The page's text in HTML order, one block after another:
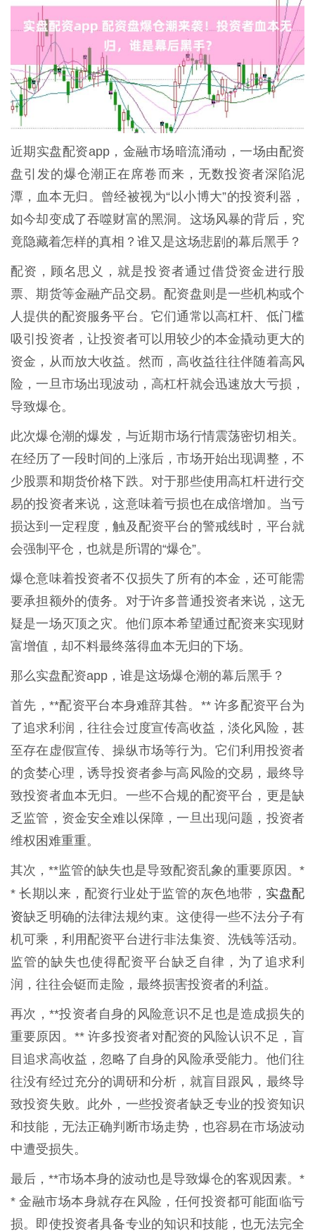
近期实盘配资app，金融市场暗流涌动，一场由配资
盘引发的爆仓潮正在席卷而来，无数投资者深陷泥
潭，血本无归。曾经被视为“以小博大”的投资利器，
如今却变成了吞噬财富的黑洞。这场风暴的背后，究
竟隐藏着怎样的真相？谁又是这场悲剧的幕后黑手？
配资，顾名思义，就是投资者通过借贷资金进行股
票、期货等金融产品交易。配资盘则是一些机构或个
人提供的配资服务平台。它们通常以高杠杆、低门槛
吸引投资者，让投资者可以用较少的本金撬动更大的
资金，从而放大收益。然而，高收益往往伴随着高风
险，一旦市场出现波动，高杠杆就会迅速放大亏损，
导致爆仓。
此次爆仓潮的爆发，与近期市场行情震荡密切相关。
在经历了一段时间的上涨后，市场开始出现调整，不
少股票和期货价格下跌。对于那些使用高杠杆进行交
易的投资者来说，这意味着亏损也在成倍增加。当亏
损达到一定程度，触及配资平台的警戒线时，平台就
会强制平仓，也就是所谓的“爆仓”。
爆仓意味着投资者不仅损失了所有的本金，还可能需
要承担额外的债务。对于许多普通投资者来说，这无
疑是一场灭顶之灾。他们原本希望通过配资来实现财
富增值，却不料最终落得血本无归的下场。
那么实盘配资app，谁是这场爆仓潮的幕后黑手？
首先，**配资平台本身难辞其咎。** 许多配资平台为
了追求利润，往往会过度宣传高收益，淡化风险，甚
至存在虚假宣传、操纵市场等行为。它们利用投资者
的贪婪心理，诱导投资者参与高风险的交易，最终导
致投资者血本无归。一些不合规的配资平台，更是缺
乏监管，资金安全难以保障，一旦出现问题，投资者
维权困难重重。
其次，**监管的缺失也是导致配资乱象的重要原因。*
* 长期以来，配资行业处于监管的灰色地带， 实盘配
资缺乏明确的法律法规约束。这使得一些不法分子有
机可乘，利用配资平台进行非法集资、洗钱等活动。
监管的缺失也使得配资平台缺乏自律，为了追求利
润，往往会铤而走险，最终损害投资者的利益。
再次，**投资者自身的风险意识不足也是造成损失的
重要原因。** 许多投资者对配资的风险认识不足，盲
目追求高收益，忽略了自身的风险承受能力。他们往
往没有经过充分的调研和分析，就盲目跟风，最终导
致投资失败。此外，一些投资者缺乏专业的投资知识
和技能，无法正确判断市场走势，也容易在市场波动
中遭受损失。
最后，**市场本身的波动也是导致爆仓的客观因素。*
* 金融市场本身就存在风险，任何投资都可能面临亏
损。即使投资者具备专业的知识和技能，也无法完全